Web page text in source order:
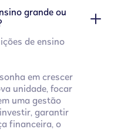
grande ou
de ensino
em crescer
unidade, focar
uma gestão
garantir
financeira, o